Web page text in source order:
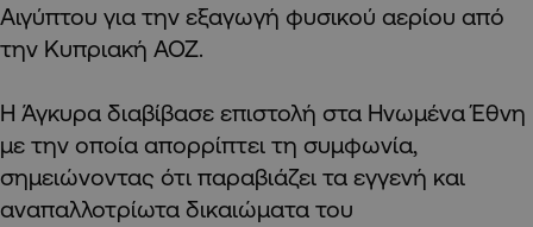
Αιγύπτου για την εξαγωγή φυσικού αερίου από
την Κυπριακή ΑΟΖ.
Η Άγκυρα διαβίβασε επιστολή στα Ηνωμένα Έθνη
με την οποία απορρίπτει τη συμφωνία,
σημειώνοντας ότι παραβιάζει τα εγγενή και
αναπαλλοτρίωτα δικαιώματα του